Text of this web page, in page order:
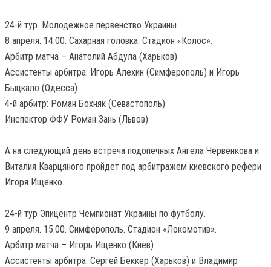
24-й тур. Молодежное первенство Украины
8 апреля. 14.00. Сахарная головка. Стадион «Колос».
Арбитр матча – Анатолий Абдула (Харьков)
Ассистенты арбитра: Игорь Алехин (Симферополь) и Игорь
Быцкало (Одесса)
4-й арбитр: Роман Бохняк (Севастополь)
Инспектор ФФУ Роман Зань (Львов)
А на следующий день встреча подопечных Ангела Червенкова и
Виталия Кварцяного пройдет под арбитражем киевского рефери
Игоря Ищенко.
24-й тур Эпицентр Чемпионат Украины по футболу.
9 апреля. 15.00. Симферополь. Стадион «Локомотив».
Арбитр матча – Игорь Ищенко (Киев)
Ассистенты арбитра: Сергей Беккер (Харьков) и Владимир